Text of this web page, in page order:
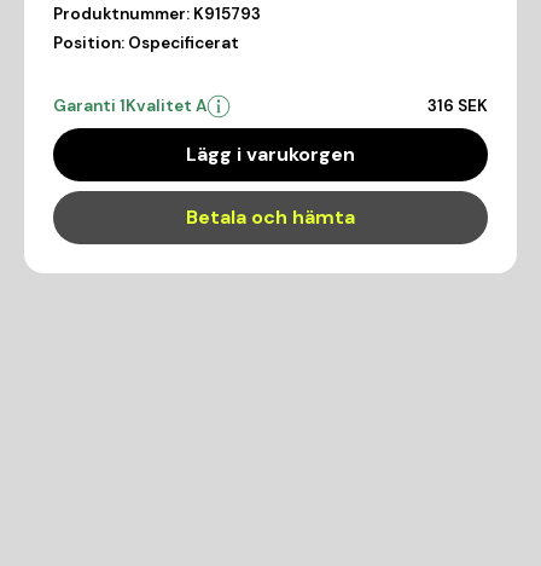
Produktnummer: K915793
Position: Ospecificerat
Garanti 1Kvalitet A 316 SEK
Lägg i varukorgen
Betala och hämta